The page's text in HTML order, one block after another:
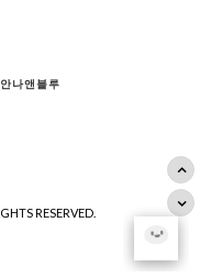
나앤블루
RESERVED.